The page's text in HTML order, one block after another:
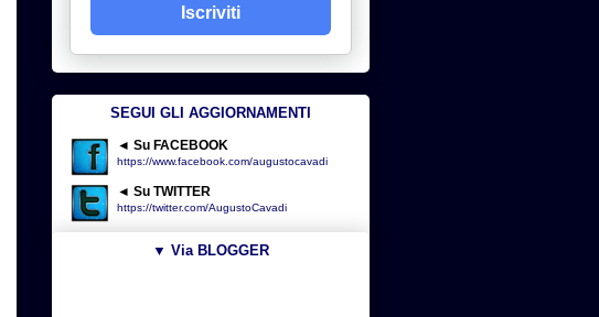
Iscriviti
SEGUI GLI AGGIORNAMENTI
◄ Su FACEBOOK
https://www.facebook.com/augustocavadi
◄ Su TWITTER
https://twitter.com/AugustoCavadi
▼ Via BLOGGER